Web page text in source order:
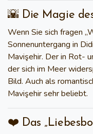
🌇 Die Magie
Wenn Sie sich fragen
Sonnenuntergang in
Mavişehir. Der in Rot-
der sich im Meer
Bild. Auch als
Mavişehir sehr beliebt.
❤️ Das